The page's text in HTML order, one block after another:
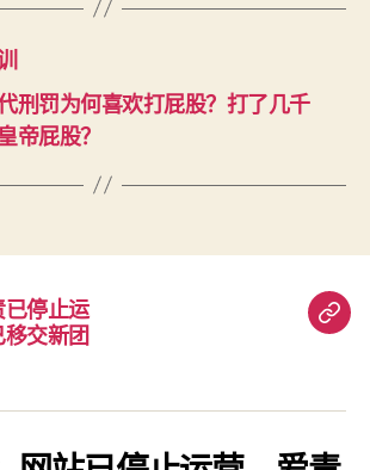
刑罚为何喜欢打屁股？打了几千
帝屁股？
停止运
交新团
重
知：
爱